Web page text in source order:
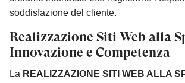
soddisfazione del cliente.
Realizzazione Siti Web alla
Innovazione e Competenza
La REALIZZAZIONE SITI WEB ALLA